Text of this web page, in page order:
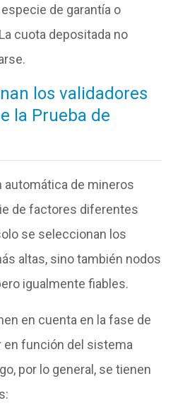
de garantía o
cuota depositada no
los validadores
la Prueba de
automática de mineros
de factores diferentes
se seleccionan los
altas, sino también nodos
igualmente fiables.
en cuenta en la fase de
en función del sistema
por lo general, se tienen